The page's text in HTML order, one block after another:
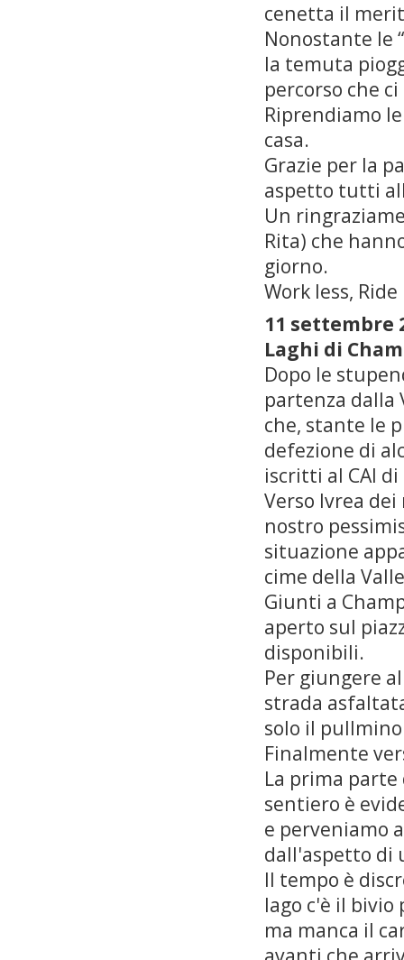
cenetta il
Nonostante le
la temuta
percorso che
Riprendiamo
casa.
Grazie per la
aspetto tutti
Un
Rita) che
giorno.
Work less,
11 settembre
Laghi di
Dopo le
partenza dalla
che, stante le
defezione di
iscritti al CAI
Verso Ivrea
nostro
situazione
cime della
Giunti a
aperto sul
disponibili.
Per giungere
strada
solo il
Finalmente
La prima
sentiero è
e perveniamo
dall'aspetto di
Il tempo è
lago c'è il bivio
ma manca il